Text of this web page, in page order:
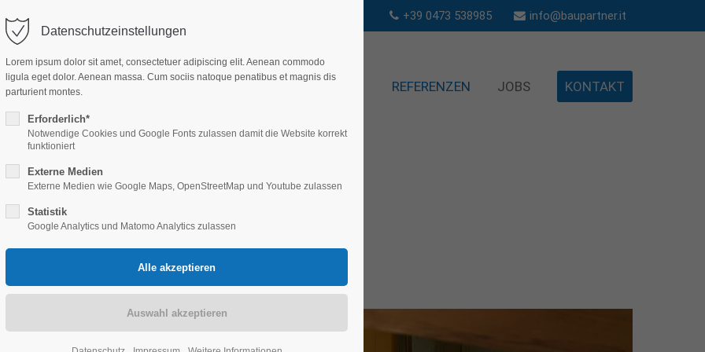
dolor sit amet:
/ 365days
Cybersteel Inc.
+44 1234 567 890
Drop us a line
Lorem ipsum dolor sit amet,
consectetuer adipiscing elit.
+39 0473 538985 info@baupartner.it
REFERENZEN JOBS KONTAKT
HAUSG
Datenschutzeinstellungen
Lorem ipsum dolor sit amet, consectetuer adipiscing elit. Aenean commodo
ligula eget dolor. Aenean massa. Cum sociis natoque penatibus et magnis dis
parturient montes.
Erforderlich*
Notwendige Cookies und Google Fonts zulassen damit die Website korrekt
funktioniert
Externe Medien
Externe Medien wie Google Maps, OpenStreetMap und Youtube zulassen
Statistik
Google Analytics und Matomo Analytics zulassen